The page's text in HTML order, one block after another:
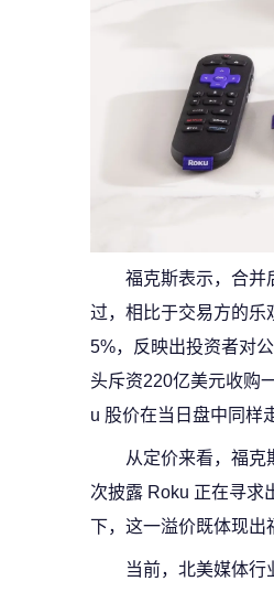
福克斯表示，合并
过，相比于交易方的乐
5%，反映出投资者对
头斥资220亿美元收购
u 股价在当日盘中同样
从定价来看，福
次披露 Roku 正在寻求
下，这一溢价既体现出
当前，北美媒体